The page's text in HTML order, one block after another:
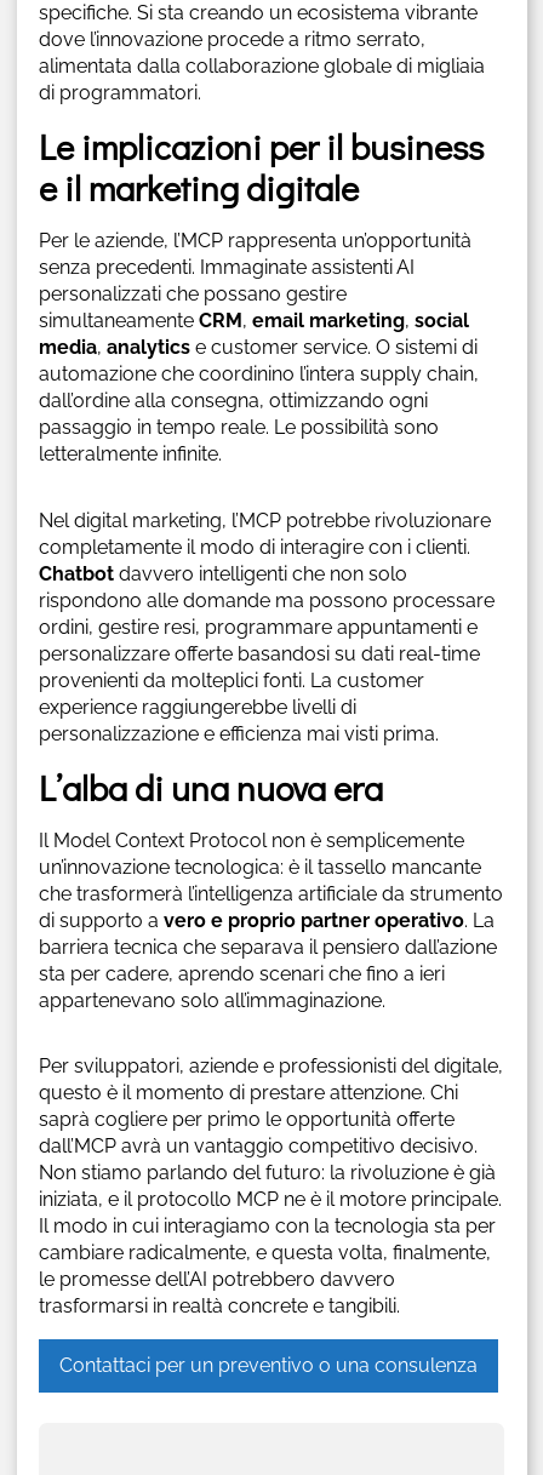
specifiche. Si sta creando un ecosistema vibrante
dove l’innovazione procede a ritmo serrato,
alimentata dalla collaborazione globale di migliaia
di programmatori.
Le implicazioni per il business
e il marketing digitale
Per le aziende, l’MCP rappresenta un’opportunità
senza precedenti. Immaginate assistenti AI
personalizzati che possano gestire
simultaneamente CRM , email marketing, social
media, analyticse customer service. O sistemi di
automazione che coordinino l’intera supply chain,
dall’ordine alla consegna, ottimizzando ogni
passaggio in tempo reale. Le possibilità sono
letteralmente infinite.
Nel digital marketing, l’MCP potrebbe rivoluzionare
completamente il modo di interagire con i clienti.
Chatbotdavvero intelligenti che non solo
rispondono alle domande ma possono processare
ordini, gestire resi, programmare appuntamenti e
personalizzare offerte basandosi su dati real-time
provenienti da molteplici fonti. La customer
experience raggiungerebbe livelli di
personalizzazione e efficienza mai visti prima.
L’alba di una nuova era
Il Model Context Protocol non è semplicemente
un’innovazione tecnologica: è il tassello mancante
che trasformerà l’intelligenza artificiale da strumento
di supporto a vero e proprio partner operativo. La
barriera tecnica che separava il pensiero dall’azione
sta per cadere, aprendo scenari che fino a ieri
appartenevano solo all’immaginazione.
Per sviluppatori, aziende e professionisti del digitale,
questo è il momento di prestare attenzione. Chi
saprà cogliere per primo le opportunità offerte
dall’MCP avrà un vantaggio competitivo decisivo.
Non stiamo parlando del futuro: la rivoluzione è già
iniziata, e il protocollo MCP ne è il motore principale.
Il modo in cui interagiamo con la tecnologia sta per
cambiare radicalmente, e questa volta, finalmente,
le promesse dell’AI potrebbero davvero
trasformarsi in realtà concrete e tangibili.
Contattaci per un preventivo o una consulenza